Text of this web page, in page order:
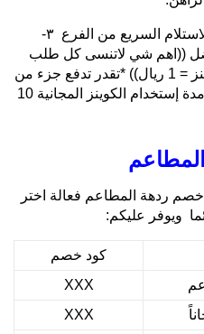
خدمات التطبيق : ١- توصيل ٢- الاستلام السريع من الفرع ٣-
((اهم شي لاتنسى كل طلب
من التطبيق تكسب كوينز ، الكوينز = 1 ريال)) *تقدر تدفع جزء من
الفاتورة بالكوينز وجزء اونلاين * مدة إستخدام الكوينز المجانية 10
ردهة المطاعم فعالة اختر
ويوفر عليكم:
كود خصم
XXX
XXX